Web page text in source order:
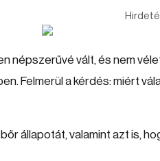
népszerűvé vált, és nem
Felmerül a kérdés: miért
állapotát, valamint azt is,